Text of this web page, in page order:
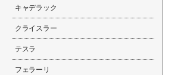
キャデラック
クライスラー
テスラ
フェラーリ